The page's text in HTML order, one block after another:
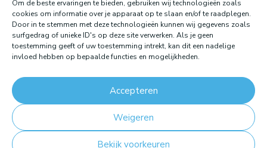
Om de beste ervaringen te bieden, gebruiken wij technologieën zoals
cookies om informatie over je apparaat op te slaan en/of te raadplegen.
Door in te stemmen met deze technologieën kunnen wij gegevens zoals
surfgedrag of unieke ID's op deze site verwerken. Als je geen
toestemming geeft of uw toestemming intrekt, kan dit een nadelige
invloed hebben op bepaalde functies en mogelijkheden.
Accepteren
Weigeren
Bekijk voorkeuren
Website gemaakt door: LOEQ